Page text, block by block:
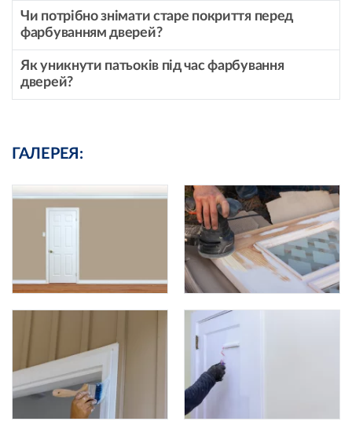
Чи потрібно знімати старе покриття перед
фарбуванням дверей?
Як уникнути патьоків під час фарбування
дверей?
ГАЛЕРЕЯ: